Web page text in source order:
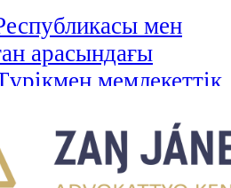
мен
арасындағы
мемлекеттік
туралы
туралы